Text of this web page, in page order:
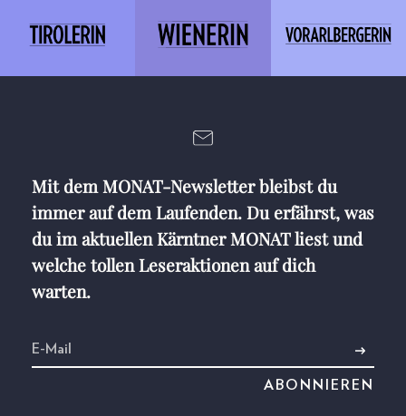
Mit dem MONAT-Newsletter bleibst du
immer auf dem Laufenden. Du erfährst, was
du im aktuellen Kärntner MONAT liest und
welche tollen Leseraktionen auf dich
warten.